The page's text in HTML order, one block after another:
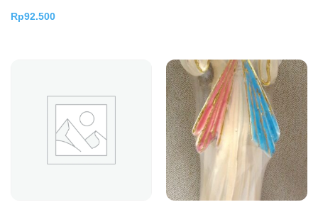
Rp92.500